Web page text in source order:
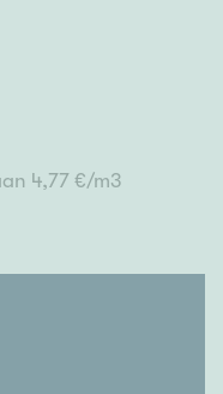
4,77 €/m3